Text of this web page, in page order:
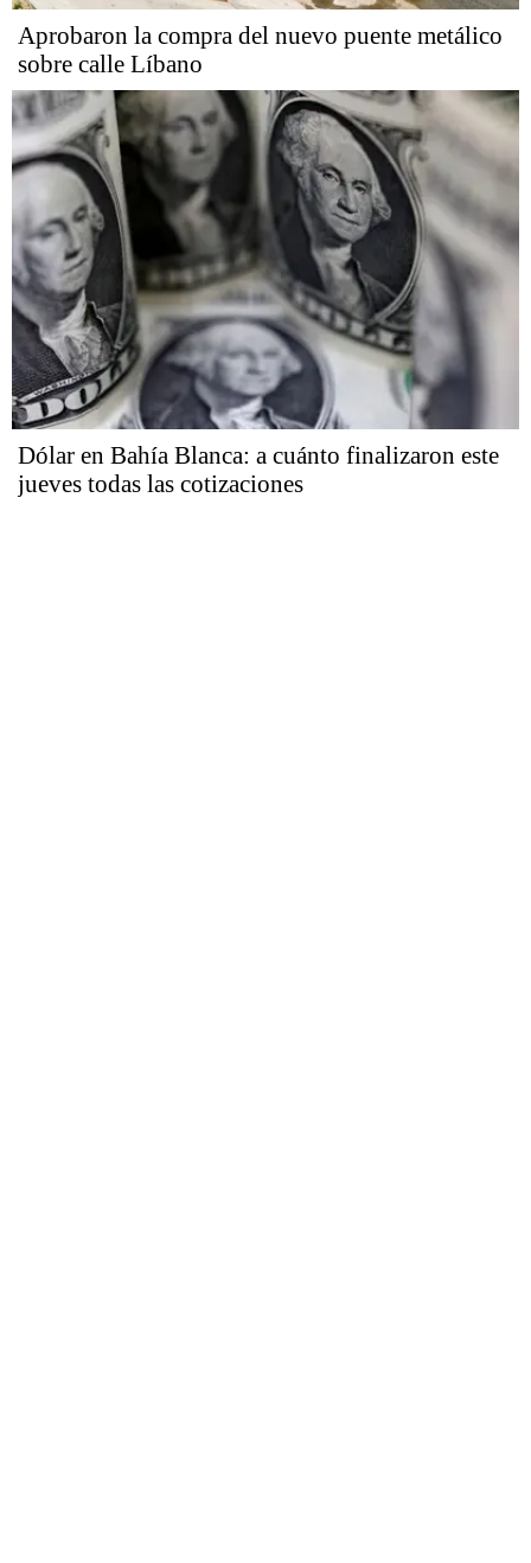
Aprobaron la compra del nuevo puente metálico
sobre calle Líbano
Dólar en Bahía Blanca: a cuánto finalizaron este
jueves todas las cotizaciones